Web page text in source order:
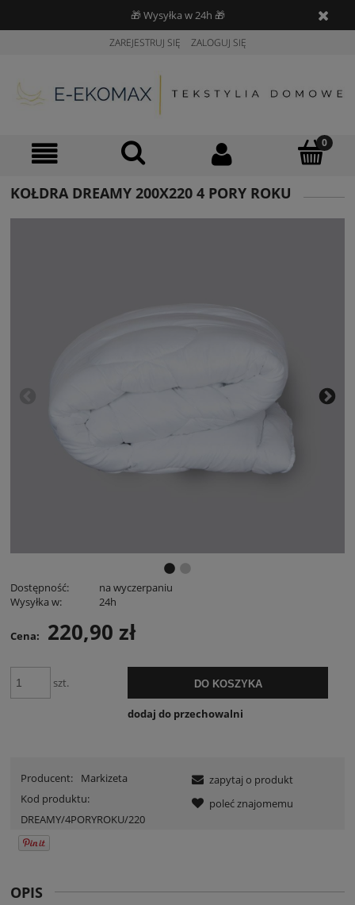
🎁 Wysyłka w 24h 🎁
ZAREJESTRUJ SIĘ ZALOGUJ SIĘ
KOŁDRA DREAMY 200X220 4 PORY ROKU
Dostępność:
na wyczerpaniu
Wysyłka w:
24h
Cena: 220,90 zł
szt. DO KOSZYKA
dodaj do przechowalni
Producent:
Markizeta
Kod produktu:
DREAMY/4PORYROKU/220
zapytaj o produkt
poleć znajomemu
OPIS